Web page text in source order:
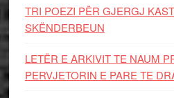
TRI POEZI PËR GJERGJ
SKËNDERBEUN
LETËR E ARKIVIT TE NAUM
PERVJETORIN E PARE TE